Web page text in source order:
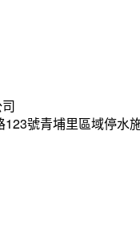
號青埔里區域停水